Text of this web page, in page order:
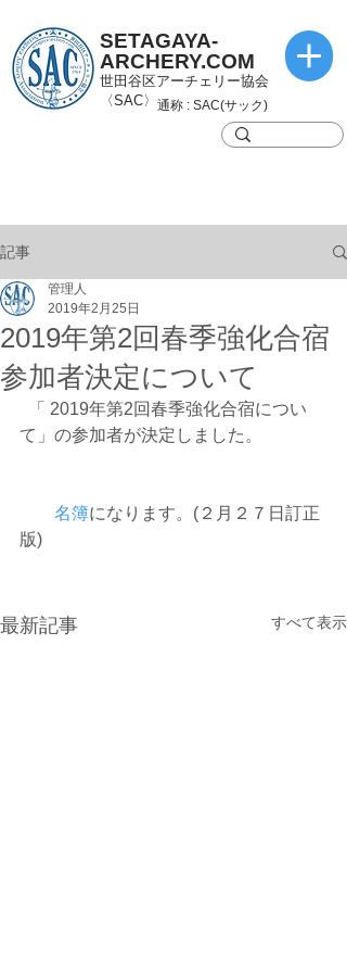
SETAGAYA-
ARCHERY.COM
世田谷区アーチェリー協会
〈SAC〉 通称 : SAC(サック)
記事
2019年第2回春季強化合宿
参加者決定について
管理人
2019年2月25日
て」の参加者が決定しました。
名簿になります。(２月２７日訂正
版)
最新記事 すべて表示